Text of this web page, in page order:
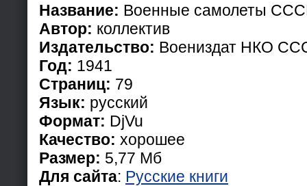
Название: Военные самолеты
Автор: коллектив
Издательство: Воениздат НКО
Год: 1941
Страниц: 79
Язык: русский
Формат: DjVu
Качество: хорошее
Размер: 5,77 Мб
Для сайта: Русские книги